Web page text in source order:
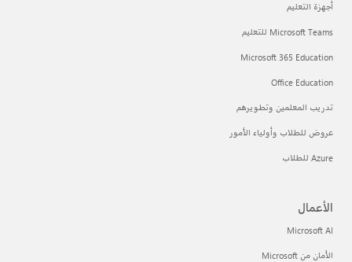
أجهزة التعليم
Microsoft Teams للتعليم
Microsoft 365 Education
Office Education
تدريب المعلمين وتطويرهم
عروض للطلاب وأولياء الأمور
Azure للطلاب
الأعمال
Microsoft AI
الأمان من Microsoft